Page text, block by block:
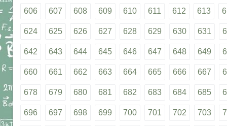
606 607 608 609 610 611 612 613
624 625 626 627 628 629 630 631
642 643 644 645 646 647 648 649
660 661 662 663 664 665 666 667
678 679 680 681 682 683 684 685
696 697 698 699 700 701 702 703